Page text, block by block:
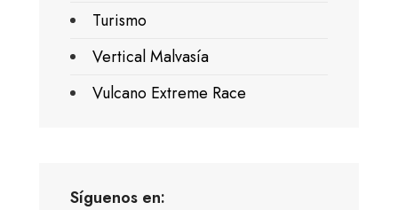
Turismo
Vertical Malvasía
Vulcano Extreme Race
Síguenos en: